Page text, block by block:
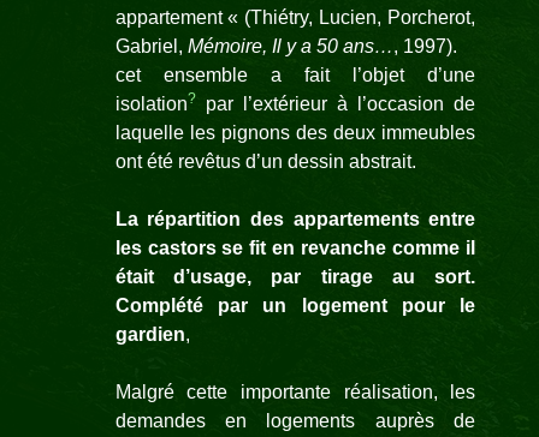
appartement « (Thiétry, Lucien, Porcherot,
Gabriel, Mémoire, Il y a 50 ans…, 1997).
cet ensemble a fait l’objet d’une
isolation?
par l’extérieur à l’occasion de
laquelle les pignons des deux immeubles
ont été revêtus d’un dessin abstrait.
La répartition des appartements entre
les castors se fit en revanche comme il
était d’usage, par tirage au sort.
Complété par un logement pour le
gardien,
Malgré cette importante réalisation, les
demandes en logements auprès de